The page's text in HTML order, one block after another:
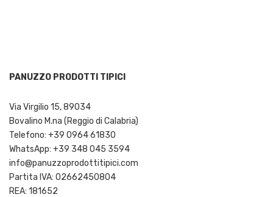
PANUZZO PRODOTTI TIPICI
Via Virgilio 15, 89034
Bovalino M.na (Reggio di Calabria)
Telefono: +39 0964 61830
WhatsApp: +39 348 045 3594
info@panuzzoprodottitipici.com
Partita IVA: 02662450804
REA: 181652